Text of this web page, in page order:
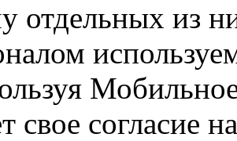
отдельных из
свое согласие